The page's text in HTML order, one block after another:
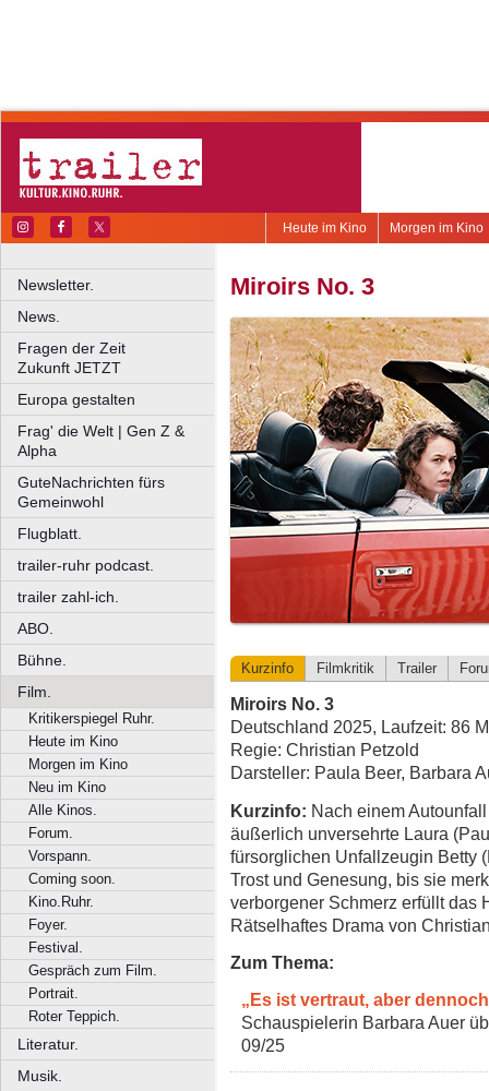
Morgen im Kino
Heute im Kino
Newsletter.
News.
Fragen der Zeit
Zukunft JETZT
Europa gestalten
Frag' die Welt | Gen Z &
Alpha
GuteNachrichten fürs
Gemeinwohl
Flugblatt.
trailer-ruhr podcast.
trailer zahl-ich.
ABO.
Bühne.
Film.
Kritikerspiegel Ruhr.
Heute im Kino
Morgen im Kino
Neu im Kino
Alle Kinos.
Forum.
Vorspann.
Coming soon.
Kino.Ruhr.
Foyer.
Festival.
Gespräch zum Film.
Portrait.
Roter Teppich.
Literatur.
Musik.
Miroirs No. 3
Kurzinfo Filmkritik Trailer
Miroirs No. 3
Deutschland 2025, Laufzeit: 86
Regie: Christian Petzold
Darsteller: Paula Beer, Barbara
Kurzinfo: Nach einem
äußerlich unversehrte Laura
fürsorglichen Unfallzeugin Betty
Trost und Genesung, bis sie
verborgener Schmerz erfüllt das
Rätselhaftes Drama von
Zum Thema:
„Es ist vertraut, aber
Schauspielerin Barbara Auer
09/25